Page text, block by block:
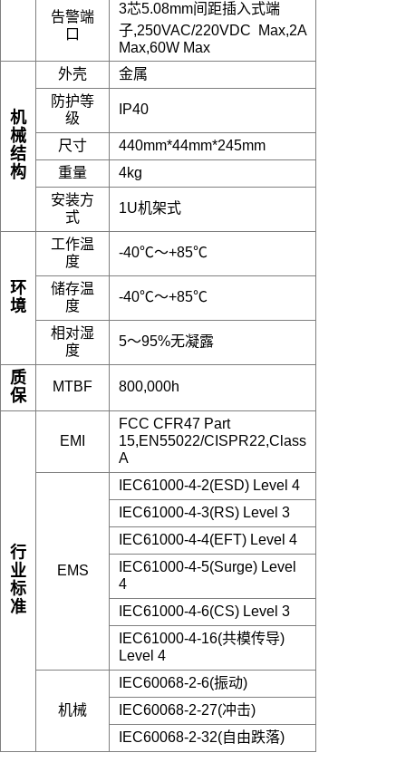
告警端
口
3芯5.08mm间距插入式端
子,250VAC/220VDC Max,2A
Max,60W Max
机
械
结
构
外壳
金属
防护等
级
IP40
尺寸
440mm*44mm*245mm
重量
4kg
安装方
式
1U机架式
环
境
工作温
度
-40℃～+85℃
储存温
度
-40℃～+85℃
相对湿
度
5～95%无凝露
质
保
MTBF 800,000h
行
业
标
准
EMI
FCC CFR47 Part
15,EN55022/CISPR22,Class
A
EMS
IEC61000-4-2(ESD) Level 4
IEC61000-4-3(RS) Level 3
IEC61000-4-4(EFT) Level 4
IEC61000-4-5(Surge) Level
4
IEC61000-4-6(CS) Level 3
IEC61000-4-16(共模传导)
Level 4
机械
IEC60068-2-6(振动)
IEC60068-2-27(冲击)
IEC60068-2-32(自由跌落)